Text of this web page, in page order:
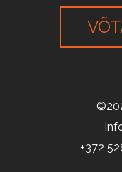
+372